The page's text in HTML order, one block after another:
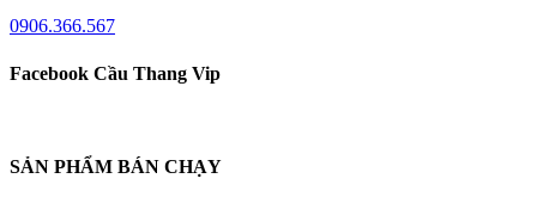
0906.366.567
Facebook Cầu Thang Vip
SẢN PHẨM BÁN CHẠY